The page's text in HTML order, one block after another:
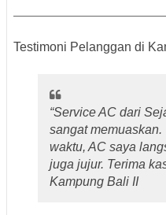
Testimoni Pelanggan di
“Service AC dari
sangat
waktu, AC saya
juga jujur. Terima
Kampung Bali II